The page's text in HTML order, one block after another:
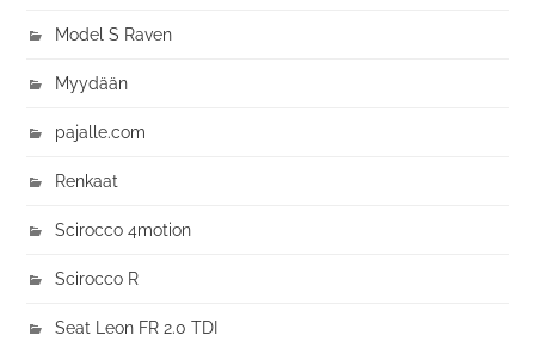
Model S Raven
Myydään
pajalle.com
Renkaat
Scirocco 4motion
Scirocco R
Seat Leon FR 2.0 TDI